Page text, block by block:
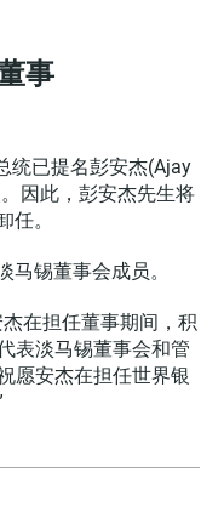
事
统已提名彭安杰(Ajay
因此，彭安杰先生将
。
锡董事会成员。
在担任董事期间，积
表淡马锡董事会和管
愿安杰在担任世界银